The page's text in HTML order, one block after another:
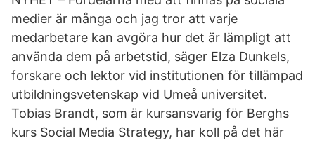
medier är många och jag tror att varje
medarbetare kan avgöra hur det är lämpligt att
använda dem på arbetstid, säger Elza Dunkels,
forskare och lektor vid institutionen för tillämpad
utbildningsvetenskap vid Umeå universitet.
Tobias Brandt, som är kursansvarig för Berghs
kurs Social Media Strategy, har koll på det här